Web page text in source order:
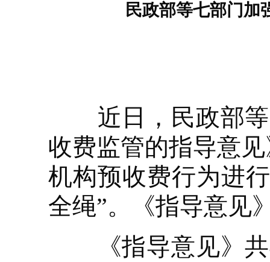
民政部等七部门
近日，民政部等7
收费监管的指导意
机构预收费行为进
全绳”。《指导意见
《指导意见》共4